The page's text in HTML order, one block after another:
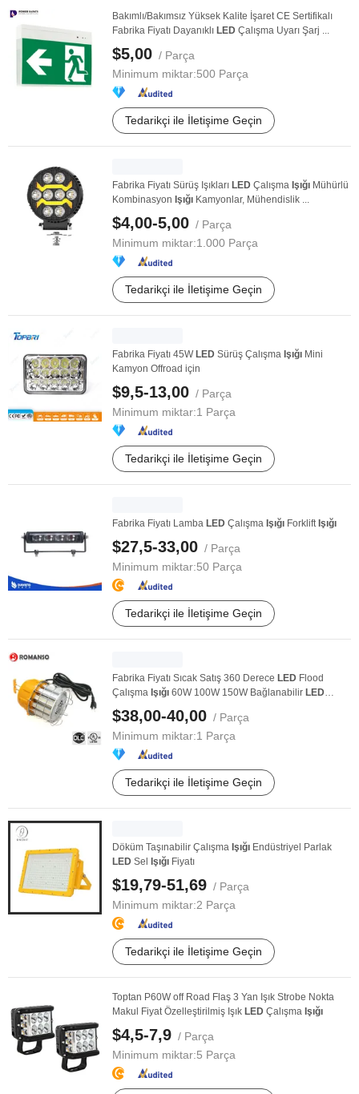
Bakımlı/Bakımsız Yüksek Kalite İşaret CE Sertifikalı
Fabrika Fiyatı Dayanıklı LED Çalışma Uyarı Şarj ...
$5,00 / Parça
Minimum miktar:500 Parça
Tedarikçi ile İletişime Geçin
Fabrika Fiyatı Sürüş Işıkları LED Çalışma Işığı Mühürlü
Kombinasyon Işığı Kamyonlar, Mühendislik ...
$4,00-5,00 / Parça
Minimum miktar:1.000 Parça
Tedarikçi ile İletişime Geçin
Fabrika Fiyatı 45W LED Sürüş Çalışma Işığı Mini
Kamyon Offroad için
$9,5-13,00 / Parça
Minimum miktar:1 Parça
Tedarikçi ile İletişime Geçin
Fabrika Fiyatı Lamba LED Çalışma Işığı Forklift Işığı
$27,5-33,00 / Parça
Minimum miktar:50 Parça
Tedarikçi ile İletişime Geçin
Fabrika Fiyatı Sıcak Satış 360 Derece LED Flood
Çalışma Işığı 60W 100W 150W Bağlanabilir LED
Geçici ...
$38,00-40,00 / Parça
Minimum miktar:1 Parça
Tedarikçi ile İletişime Geçin
Döküm Taşınabilir Çalışma Işığı Endüstriyel Parlak
LED Sel Işığı Fiyatı
$19,79-51,69 / Parça
Minimum miktar:2 Parça
Tedarikçi ile İletişime Geçin
Toptan P60W off Road Flaş 3 Yan Işık Strobe Nokta
Makul Fiyat Özelleştirilmiş Işık LED Çalışma Işığı
$4,5-7,9 / Parça
Minimum miktar:5 Parça